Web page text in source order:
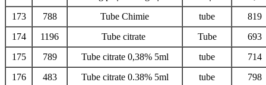
173
788 Tube Chimie tube
819
174
1196 Tube citrate Tube
693
175
789 Tube citrate 0,38% 5ml tube
714
176
483 Tube citrate 0.38% 5ml tube
798